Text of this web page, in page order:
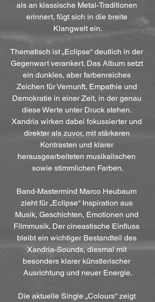
als an klassische Metal-Traditionen
erinnert, fügt sich in die breite
Klangwelt ein.
Thematisch ist „Eclipse“ deutlich in der
Gegenwart verankert. Das Album setzt
ein dunkles, aber farbenreiches
Zeichen für Vernunft, Empathie und
Demokratie in einer Zeit, in der genau
diese Werte unter Druck stehen.
Xandria wirken dabei fokussierter und
direkter als zuvor, mit stärkeren
Kontrasten und klarer
herausgearbeiteten musikalischen
sowie stimmlichen Farben.
Band-Mastermind Marco Heubaum
zieht für „Eclipse“ Inspiration aus
Musik, Geschichten, Emotionen und
Filmmusik. Der cineastische Einfluss
bleibt ein wichtiger Bestandteil des
Xandria-Sounds, diesmal mit
besonders klarer künstlerischer
Ausrichtung und neuer Energie.
Die aktuelle Single „Colours“ zeigt